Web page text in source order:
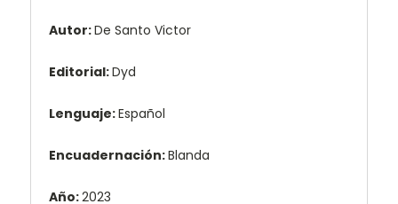
Autor:De Santo Victor
Editorial:Dyd
Lenguaje:Español
Encuadernación:Blanda
Año:2023